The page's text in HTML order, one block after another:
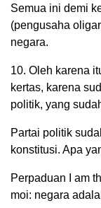
Semua ini demi
(pengusaha
negara.
10. Oleh karena
kertas, karena
politik, yang
Partai politik
konstitusi. Apa
Perpaduan I am
moi: negara